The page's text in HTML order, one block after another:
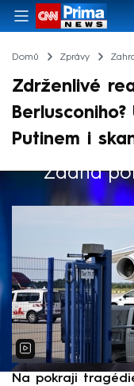
Domů Zprávy
Zdrženlivé
Putinem i
Žádná
Výběr redakce
Na pokraji